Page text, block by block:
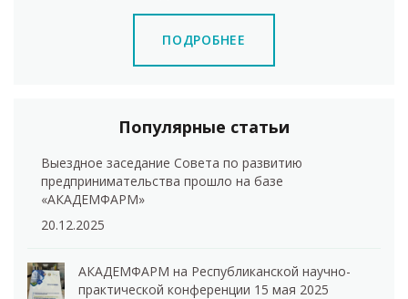
ПОДРОБНЕЕ
Популярные статьи
Выездное заседание Совета по развитию
предпринимательства прошло на базе
«АКАДЕМФАРМ»
20.12.2025
АКАДЕМФАРМ на Республиканской научно-
практической конференции 15 мая 2025